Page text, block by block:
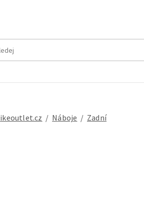
Bikeoutlet.cz / náboje / zadní